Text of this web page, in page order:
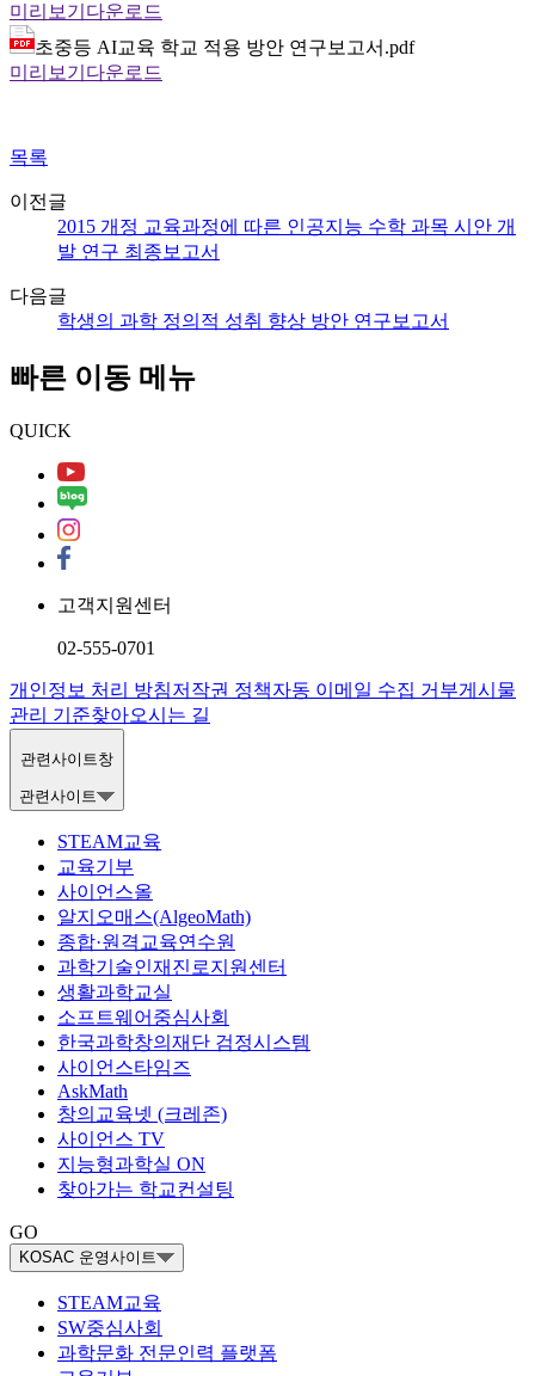
미리보기 다운로드
초중등 AI교육 학교 적용 방안 연구보고서.pdf
미리보기 다운로드
목록
이전글
2015 개정 교육과정에 따른 인공지능 수학 과목 시안 개
발 연구 최종보고서
다음글
학생의 과학 정의적 성취 향상 방안 연구보고서
빠른 이동 메뉴
QUICK
고객지원센터
02-555-0701
개인정보 처리 방침저작권 정책자동 이메일 수집 거부게시물
관리 기준찾아오시는 길
관련사이트창
관련사이트
STEAM교육
교육기부
사이언스올
알지오매스(AlgeoMath)
종합·원격교육연수원
과학기술인재진로지원센터
생활과학교실
소프트웨어중심사회
한국과학창의재단 검정시스템
사이언스타임즈
AskMath
창의교육넷 (크레존)
사이언스 TV
지능형과학실 ON
찾아가는 학교컨설팅
GO
KOSAC 운영사이트
STEAM교육
SW중심사회
과학문화 전문인력 플랫폼